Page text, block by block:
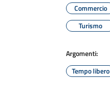
Commercio
Turismo
Argomenti:
Tempo libero